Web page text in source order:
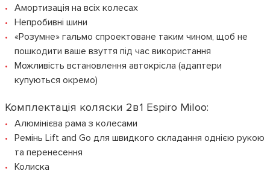
Амортизація на всіх колесах
Непробивні шини
«Розумне» гальмо спроектоване таким чином, щоб не
пошкодити ваше взуття під час використання
Можливість встановлення автокрісла (адаптери
купуються окремо)
Комплектація коляски 2в1 Espiro Miloo:
Алюмінієва рама з колесами
Ремінь Lift and Go для швидкого складання однією рукою
та перенесення
Колиска